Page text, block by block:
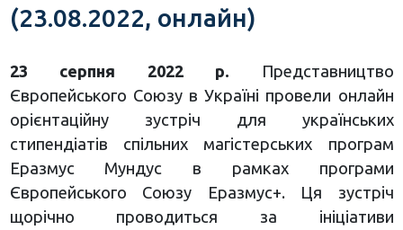
(23.08.2022, онлайн)
23 серпня 2022 р. Представництво
Європейського Союзу в Україні провели онлайн
орієнтаційну зустріч для українських
стипендіатів спільних магістерських програм
Еразмус Мундус в рамках програми
Європейського Союзу Еразмус+. Ця зустріч
щорічно проводиться за ініціативи